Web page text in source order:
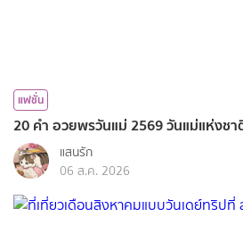
แฟชั่น
20 คำ อวยพรวันแม่ 2569 วันแม่แห่งชา
แสนรัก
06 ส.ค. 2026